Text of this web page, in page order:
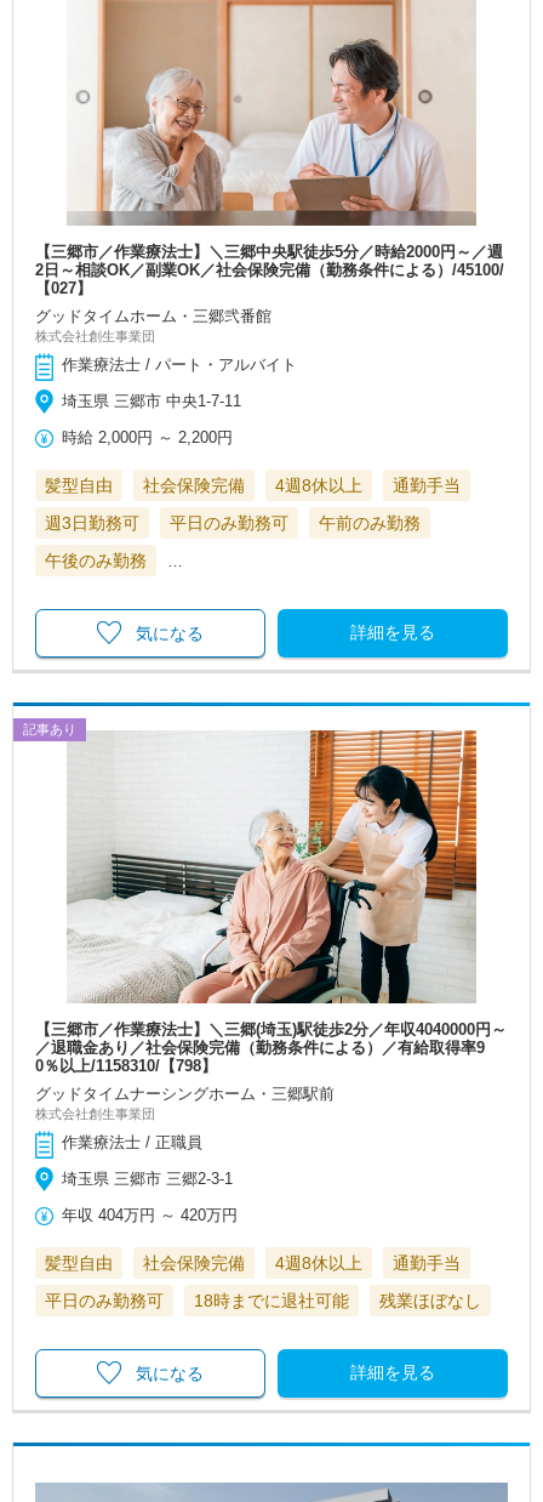
【三郷市／作業療法士】＼三郷中央駅徒歩5分／時給2000円～／週
2日～相談OK／副業OK／社会保険完備（勤務条件による）/45100/
【027】
グッドタイムホーム・三郷弐番館
株式会社創生事業団
作業療法士 / パート・アルバイト
埼玉県 三郷市 中央1-7-11
時給 2,000円 ～2,200円
髪型自由 社会保険完備 4週8休以上
通勤手当
週3日勤務可
平日のみ勤務可
午前のみ勤務
午後のみ勤務
…
詳細を見る
気になる
記事あり
【三郷市／作業療法士】＼三郷(埼玉)駅徒歩2分／年収4040000円～
／退職金あり／社会保険完備（勤務条件による）／有給取得率9
0％以上/1158310/【798】
グッドタイムナーシングホーム・三郷駅前
株式会社創生事業団
作業療法士 / 正職員
埼玉県 三郷市 三郷2-3-1
年収 404万円 ～420万円
髪型自由 社会保険完備 4週8休以上
通勤手当
平日のみ勤務可
18時までに退社可能 残業ほぼなし
詳細を見る
気になる